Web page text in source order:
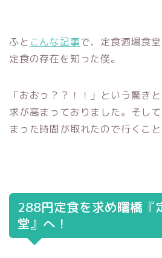
ふと こんな記事で、定食酒場食
定食の存在を知った僕。
「おおっ？？！！」という驚き
求が高まっておりました。そし
まった時間が取れたので行くこ
288円定食を求め曙橋『
堂』へ！